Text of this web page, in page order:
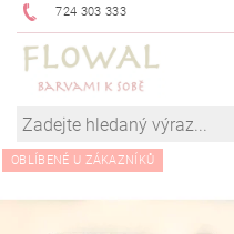
724 303 333
OBLÍBENÉ U ZÁKAZNÍKŮ